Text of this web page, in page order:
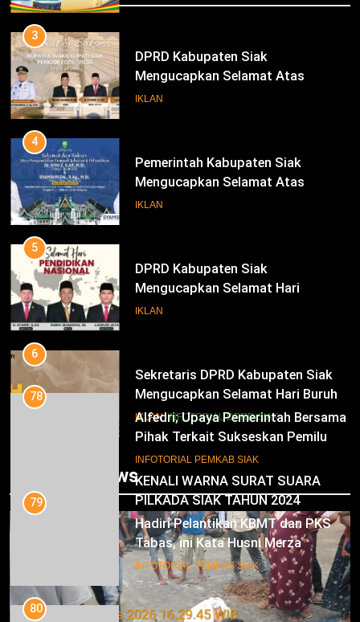
3
DPRD Kabupaten Siak
Mengucapkan Selamat Atas
Pengambilan Sumpah Jabatan
IKLAN
4
Pemerintah Kabupaten Siak
Mengucapkan Selamat Atas
Pengambilan Sumpah Jabatan
IKLAN
5
DPRD Kabupaten Siak
Mengucapkan Selamat Hari
Pendidikan Nasional
IKLAN
6
Sekretaris DPRD Kabupaten Siak
Mengucapkan Selamat Hari Buruh
IKLAN INFOTORIAL DPRD SIAK
KENALI WARNA SURAT SUARA
PILKADA SIAK TAHUN 2024
IKLAN
Mari Sukseskan Pilkada Serentak
Tahun 2024
Trending News
78
Alfedri; Upaya Pemerintah Bersama
Pihak Terkait Sukseskan Pemilu
2024
INFOTORIAL PEMKAB SIAK
79
Hadiri Pelantikan KBMT dan PKS
Tabas, ini Kata Husni Merza
INFOTORIAL PEMKAB SIAK
80